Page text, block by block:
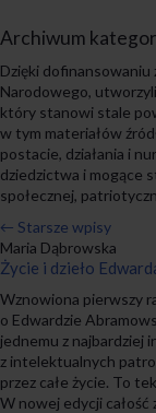
Archiwum
Dzięki
Narodowego,
który stanowi stale
w tym materiałów
postacie, działania i
dziedzictwa i mogące
społecznej,
← Starsze wpisy
Maria Dąbrowska
Życie i dzieło
Wznowiona pierwszy
o Edwardzie
jednemu z najbardziej
z intelektualnych
przez całe życie. To
W nowej edycji całość